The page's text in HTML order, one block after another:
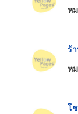
ห
ร้
ห
โ